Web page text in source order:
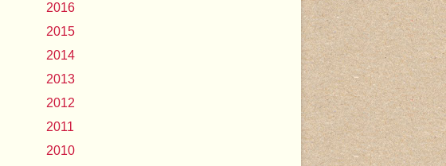
2016
2015
2014
2013
2012
2011
2010